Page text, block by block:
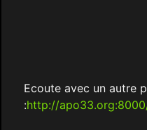
Ecoute avec un autre
:http://